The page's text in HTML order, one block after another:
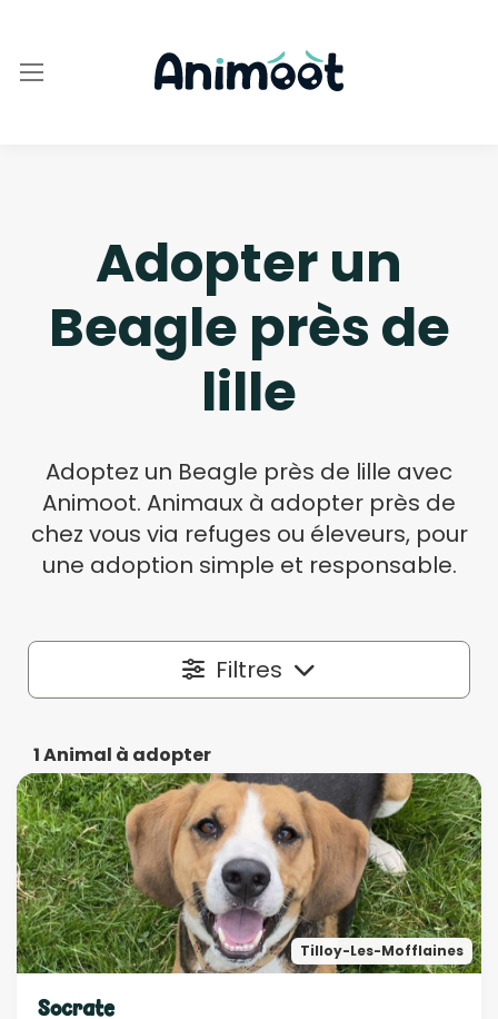
Adopter un
Beagle près de
lille
Adoptez un Beagle près de lille avec
Animoot. Animaux à adopter près de
chez vous via refuges ou éleveurs, pour
une adoption simple et responsable.
1Animal à adopter
Tilloy-Les-Mofflaines
Socrate
Filtres
Localisation
Dans un rayon autour de 50 km
Espèce
Race